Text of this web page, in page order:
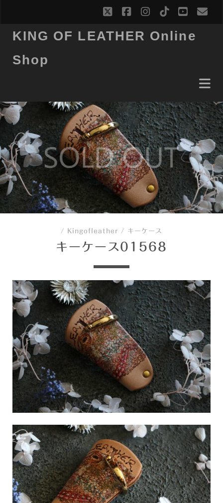
twitterfacebookinstagram
tiktok
KING OF LEATHER Online
Shop
/ Kingofleather / キーケース
キーケース01568